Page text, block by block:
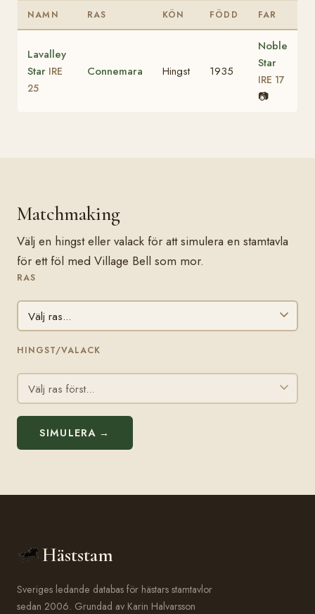
NAMN RAS KÖN FÖDD FAR
Lavalley
Star IRE
25
Connemara Hingst 1935
Noble
Star
IRE 17
📷
Matchmaking
Välj en hingst eller valack för att simulera en stamtavla
för ett föl med Village Bell som mor.
RAS
HINGST/VALACK
SIMULERA →
Häststam
Sveriges ledande databas för hästars stamtavlor
sedan 2006. Grundad av Karin Halvarsson